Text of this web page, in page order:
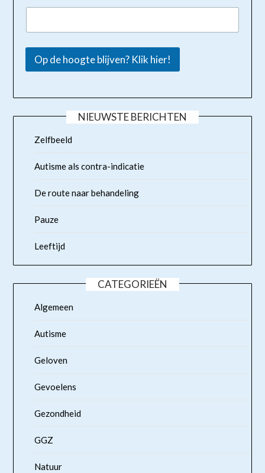
Op de hoogte blijven? Klik hier!
NIEUWSTE BERICHTEN
Zelfbeeld
Autisme als contra-indicatie
De route naar behandeling
Pauze
Leeftijd
CATEGORIEËN
Algemeen
Autisme
Geloven
Gevoelens
Gezondheid
GGZ
Natuur